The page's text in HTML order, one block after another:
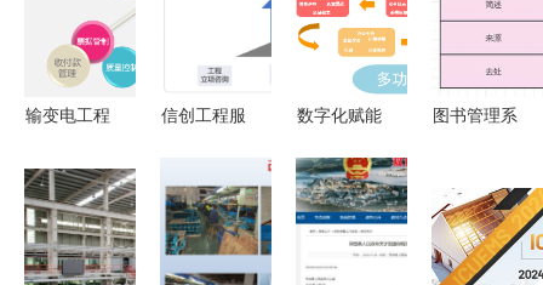
输变电工程
件 提升工
程管理服务
的利器
信创工程服
理服务的融
合路径分析
数字化赋能
理软件在监
理服务中的
战略价值与
图书管理系
析与软件工
程实践